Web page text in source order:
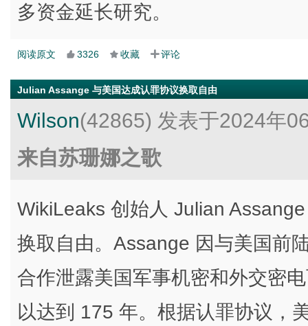
多资金延长研究。
阅读原文 3326 收藏 评论
Julian Assange 与美国达成认罪协议换取自由
Wilson(42865) 发表于2024年
来自苏珊娜之歌
WikiLeaks 创始人 Julian
换取自由。Assange 因与美国前
合作泄露美国军事机密和外交密
以达到 175 年。根据认罪协议，